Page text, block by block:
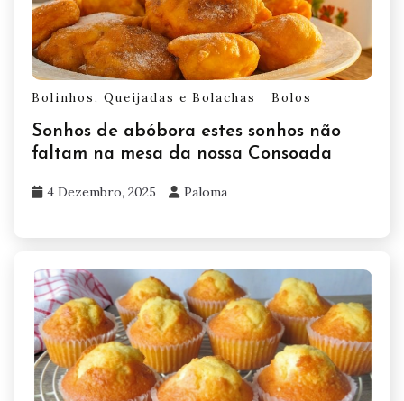
Bolinhos, Queijadas e Bolachas Bolos
Sonhos de abóbora estes sonhos não
faltam na mesa da nossa Consoada
4 Dezembro, 2025 Paloma